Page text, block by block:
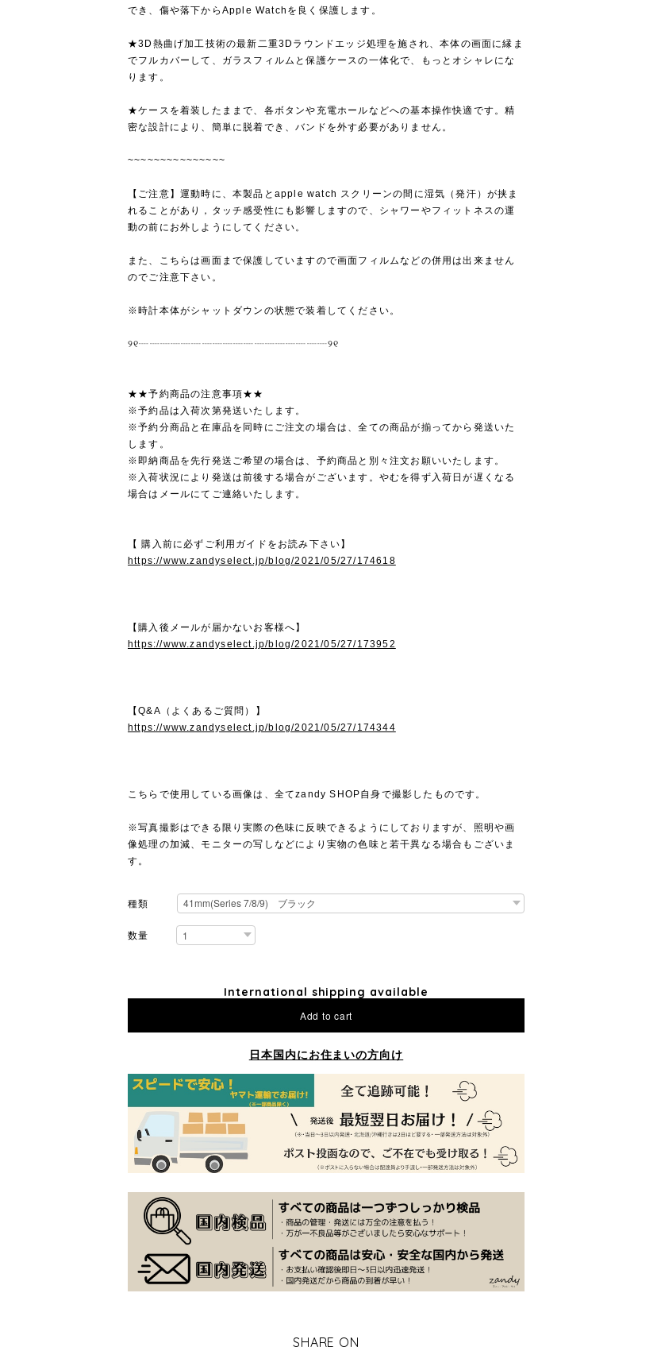
でき、傷や落下からApple Watchを良く保護します。
★3D熱曲げ加工技術の最新二重3Dラウンドエッジ処理を施され、本体の画面に縁ま
でフルカバーして、ガラスフィルムと保護ケースの一体化で、もっとオシャレにな
ります。
★ケースを着装したままで、各ボタンや充電ホールなどへの基本操作快適です。精
密な設計により、簡単に脱着でき、バンドを外す必要がありません。
~~~~~~~~~~~~~~~
【ご注意】運動時に、本製品とapple watch スクリーンの間に湿気（発汗）が挟ま
れることがあり，タッチ感受性にも影響しますので、シャワーやフィットネスの運
動の前にお外しようにしてください。
また、こちらは画面まで保護していますので画面フィルムなどの併用は出来ません
のでご注意下さい。
※時計本体がシャットダウンの状態で装着してください。
୨୧┈┈┈┈┈┈┈┈┈┈┈┈┈┈┈┈┈┈୨୧
★★予約商品の注意事項★★
※予約品は入荷次第発送いたします。
※予約分商品と在庫品を同時にご注文の場合は、全ての商品が揃ってから発送いた
します。
※即納商品を先行発送ご希望の場合は、予約商品と別々注文お願いいたします。
※入荷状況により発送は前後する場合がございます。やむを得ず入荷日が遅くなる
場合はメールにてご連絡いたします。
【 購入前に必ずご利用ガイドをお読み下さい】
https://www.zandyselect.jp/blog/2021/05/27/174618
【購入後メールが届かないお客様へ】
https://www.zandyselect.jp/blog/2021/05/27/173952
【Q&A（よくあるご質問）】
https://www.zandyselect.jp/blog/2021/05/27/174344
こちらで使用している画像は、全てzandy SHOP自身で撮影したものです。
※写真撮影はできる限り実際の色味に反映できるようにしておりますが、照明や画
像処理の加減、モニターの写しなどにより実物の色味と若干異なる場合もございま
す。
種類
数量
International shipping available
Add to cart
日本国内にお住まいの方向け
SHARE ON